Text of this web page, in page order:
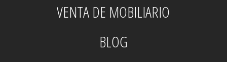
VENTA DE MOBILIARIO
BLOG